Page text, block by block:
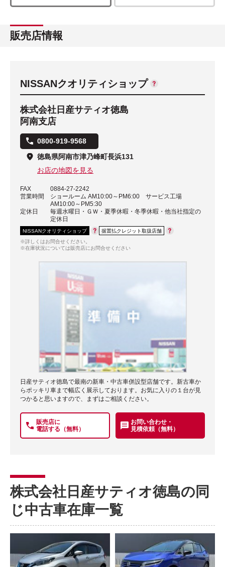
販売店情報
NISSANクオリティショップ
株式会社日産サティオ徳島
阿南支店
0800-919-9568
徳島県阿南市津乃峰町長浜131
お店の地図を見る
FAX
0884-27-2242
営業時間
ショールーム AM10:00～PM6:00 サービス工場
AM10:00～PM5:30
定休日
毎週水曜日・ＧＷ・夏季休暇・冬季休暇・他当社指定の
定休日
NISSANクオリティショップ
据置払クレジット取扱店舗
※詳しくはお問合せください。
※在庫状況については販売店にお問合せください
日産サティオ徳島で最南の新車・中古車併設型店舗です。新古車か
らポッキリ車まで幅広く展示しております。お気に入りの１台が見
つかると思いますので、まずはご相談ください。
販売店に
電話する（無料）
お問い合わせ・
見積依頼（無料）
株式会社日産サティオ徳島の同
じ中古車在庫一覧